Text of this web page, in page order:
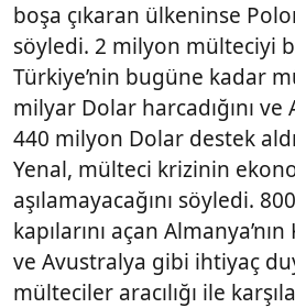
boşa çıkaran ülkeninse
söyledi. 2 milyon mülteciyi
Türkiye’nin bugüne kadar
milyar Dolar harcadığını ve
440 milyon Dolar destek
Yenal, mülteci krizinin
aşılamayacağını söyledi.
kapılarını açan
ve Avustralya gibi ihtiyaç
mülteciler aracılığı ile